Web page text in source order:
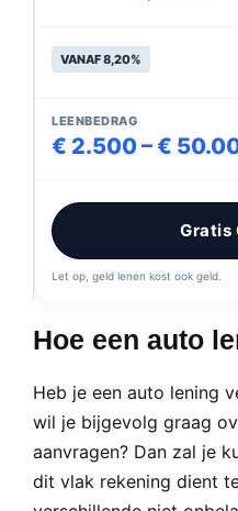
VANAF 8,20%
LEENBEDRAG
€ 2.500 – €
Gratis
Let op, geld lenen kost ook geld.
Hoe een auto
Heb je een auto lening
wil je bijgevolg graag
aanvragen? Dan zal je
dit vlak rekening dient